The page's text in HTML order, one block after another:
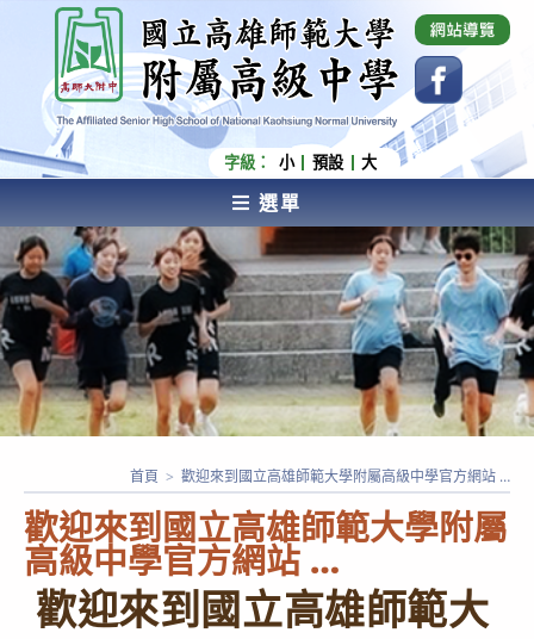
內
容
國立高雄師範大學附屬高級中學 Affiliated Senior
High School of National Kaohsiung Normal
University
字級： 小 預設 大
選單
AFFILIATED SENIOR HIGH SCHOOL OF NATIONAL
KAOHSIUNG NORMAL UNIVERSITY
歡迎來到國立高雄師範大學附屬
高級中學官方網站 …
首頁 > 歡迎來到國立高雄師範大學附屬高級中學官方網站 …
歡迎來到國立高雄師範大